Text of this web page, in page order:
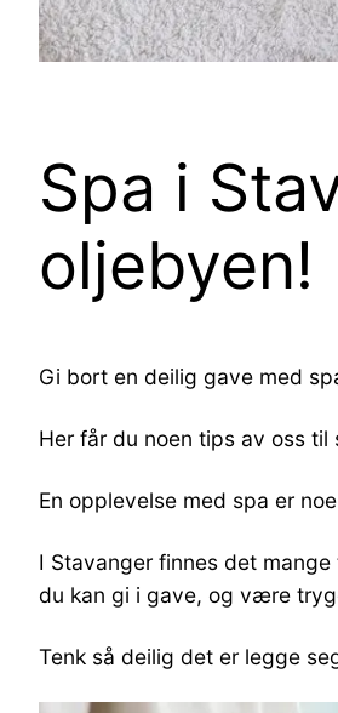
Spa i
oljebyen!
Gi bort en deilig gave med
Her får du noen tips av oss
En opplevelse med spa er
I Stavanger finnes det
du kan gi i gave, og være
Tenk så deilig det er legge